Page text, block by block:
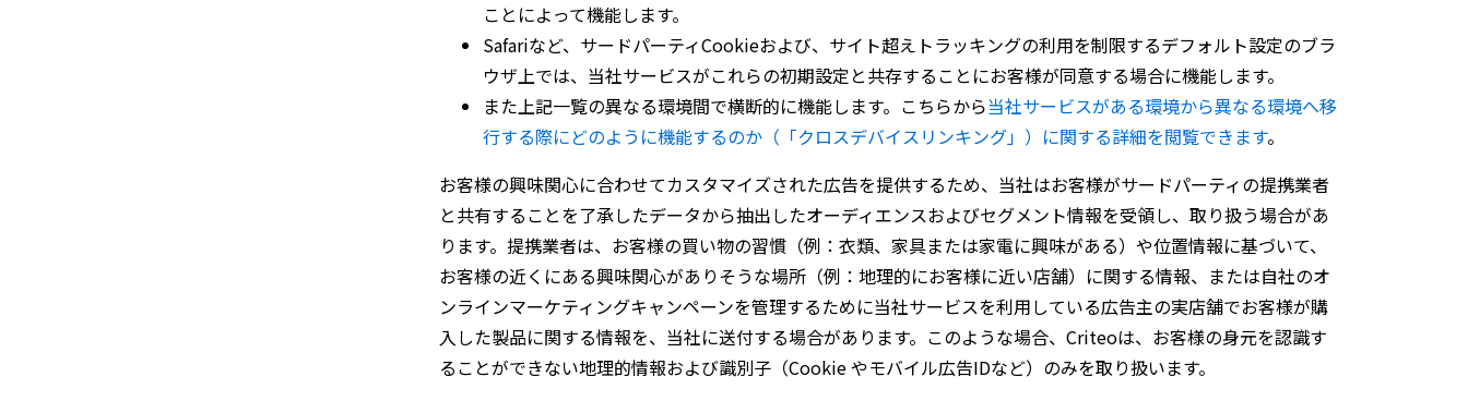
利用可能な集計データの例：
一般的に、www.example-advertiser.comで商品Aを購入したユーザーは、このWebサイトで商品
購入しています。
一般的に、商品 CはこのWebサイトで人気があります。
Criteoが収集するデータの例：
次の特徴（サイズ、可視性など）を持つ広告スペースが、Criteo ID 123 が閲覧しようとしている
example-publisher.comで利用可能である。
ことによって機能します。
Safariなど、サードパーティCookieおよび、サイト超えトラッキングの利用を制限するデフォルト設定のブラ
ウザ上では、当社サービスがこれらの初期設定と共存することにお客様が同意する場合に機能します。
また上記一覧の異なる環境間で横断的に機能します。こちらから当社サービスがある環境から異なる環境へ移
行する際にどのように機能するのか（「クロスデバイスリンキング」）に関する詳細を閲覧できます。
お客様の興味関心に合わせてカスタマイズされた広告を提供するため、当社はお客様がサードパーティの提携業者
と共有することを了承したデータから抽出したオーディエンスおよびセグメント情報を受領し、取り扱う場合があ
ります。提携業者は、お客様の買い物の習慣（例：衣類、家具または家電に興味がある）や位置情報に基づいて、
お客様の近くにある興味関心がありそうな場所（例：地理的にお客様に近い店舗）に関する情報、または自社のオ
ンラインマーケティングキャンペーンを管理するために当社サービスを利用している広告主の実店舗でお客様が購
入した製品に関する情報を、当社に送付する場合があります。このような場合、Criteoは、お客様の身元を認識す
ることができない地理的情報および識別子（Cookie やモバイル広告IDなど）のみを取り扱います。